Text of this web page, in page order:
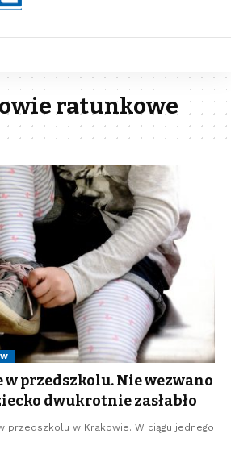
ratunkowe
przedszkolu. Nie wezwano
dwukrotnie zasłabło
przedszkolu w Krakowie. W ciągu jednego